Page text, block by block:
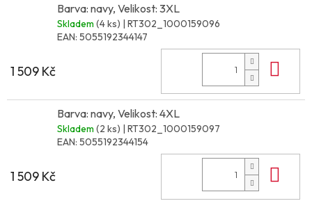
Barva: navy, Velikost: 3XL
Skladem (4 ks) | RT302_1000159096
EAN: 5055192344147
1 509 Kč
Barva: navy, Velikost: 4XL
Skladem (2 ks) | RT302_1000159097
EAN: 5055192344154
1 509 Kč